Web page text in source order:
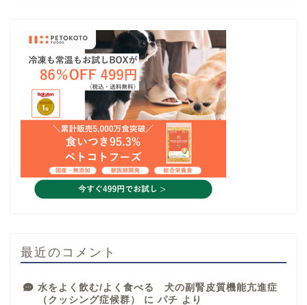
最近のコメント
水をよく飲む/よく食べる 犬の副腎皮質機能亢進症
（クッシング症候群）
に パチ より